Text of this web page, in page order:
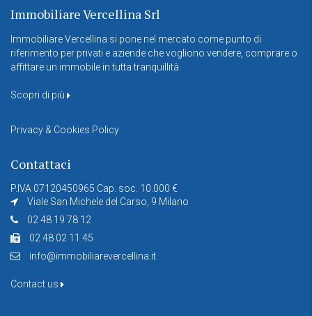
Immobiliare Vercellina Srl
Immobiliare Vercellina si pone nel mercato come punto di
riferimento per privati e aziende che vogliono vendere, comprare o
affittare un immobile in tutta tranquillità.
Scopri di più
Privacy & Cookies Policy
Contattaci
P.IVA 07120450965 Cap. soc. 10.000 €
Viale San Michele del Carso, 9 Milano
02 48 19 78 12
02 48 02 11 45
info@immobiliarevercellina.it
Contact us